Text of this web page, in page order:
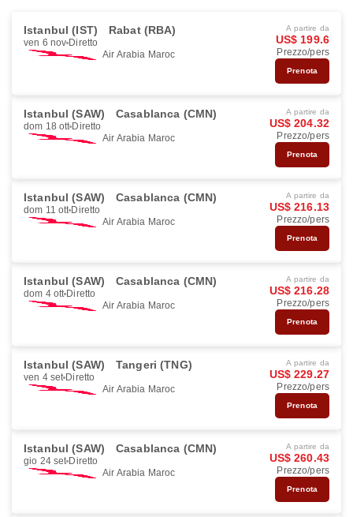
Istanbul (IST) Rabat (RBA)
ven 6 nov Diretto
Air Arabia Maroc
A partire da
US$ 199.6
Prezzo/pers
Prenota
Istanbul (SAW) Casablanca (CMN)
dom 18 ott Diretto
Air Arabia Maroc
A partire da
US$ 204.32
Prezzo/pers
Prenota
Istanbul (SAW) Casablanca (CMN)
dom 11 ott Diretto
Air Arabia Maroc
A partire da
US$ 216.13
Prezzo/pers
Prenota
Istanbul (SAW) Casablanca (CMN)
dom 4 ott Diretto
Air Arabia Maroc
A partire da
US$ 216.28
Prezzo/pers
Prenota
Istanbul (SAW) Tangeri (TNG)
ven 4 set Diretto
Air Arabia Maroc
A partire da
US$ 229.27
Prezzo/pers
Prenota
Istanbul (SAW) Casablanca (CMN)
gio 24 set Diretto
Air Arabia Maroc
A partire da
US$ 260.43
Prezzo/pers
Prenota